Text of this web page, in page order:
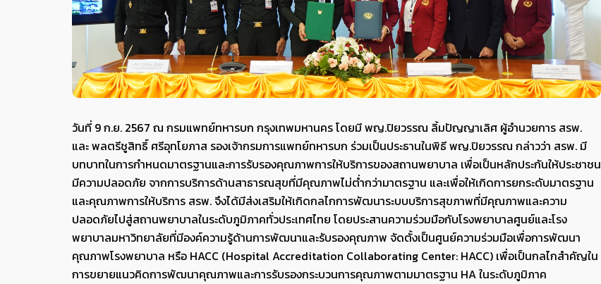
วันที่ 9 ก.ย. 2567 ณ กรมแพทย์ทหารบก กรุงเทพมหานคร โดยมี พญ.ปิยวรรณ ลิ้มปัญญาเลิศ ผู้อำนวยการ สรพ.
และ พลตรีชูสิทธิ์ ศรีอุทโยภาส รองเจ้ากรมการแพทย์ทหารบก ร่วมเป็นประธานในพิธี พญ.ปิยวรรณ กล่าวว่า สรพ. มี
บทบาทในการกำหนดมาตรฐานและการรับรองคุณภาพการให้บริการของสถานพยาบาล เพื่อเป็นหลักประกันให้ประชาชน
มีความปลอดภัย จากการบริการด้านสาธารณสุขที่มีคุณภาพไม่ต่ำกว่ามาตรฐาน และเพื่อให้เกิดการยกระดับมาตรฐาน
และคุณภาพการให้บริการ สรพ. จึงได้มีส่งเสริมให้เกิดกลไกการพัฒนาระบบบริการสุขภาพที่มีคุณภาพและความ
ปลอดภัยไปสู่สถานพยาบาลในระดับภูมิภาคทั่วประเทศไทย โดยประสานความร่วมมือกับโรงพยาบาลศูนย์และโรง
พยาบาลมหาวิทยาลัยที่มีองค์ความรู้ด้านการพัฒนาและรับรองคุณภาพ จัดตั้งเป็นศูนย์ความร่วมมือเพื่อการพัฒนา
คุณภาพโรงพยาบาล หรือ HACC (Hospital Accreditation Collaborating Center: HACC) เพื่อเป็นกลไกสำคัญใน
การขยายแนวคิดการพัฒนาคุณภาพและการรับรองกระบวนการคุณภาพตามมาตรฐาน HA ในระดับภูมิภาค